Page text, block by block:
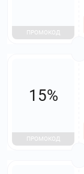
ПРОМОКОД
15%
ПРОМОКОД